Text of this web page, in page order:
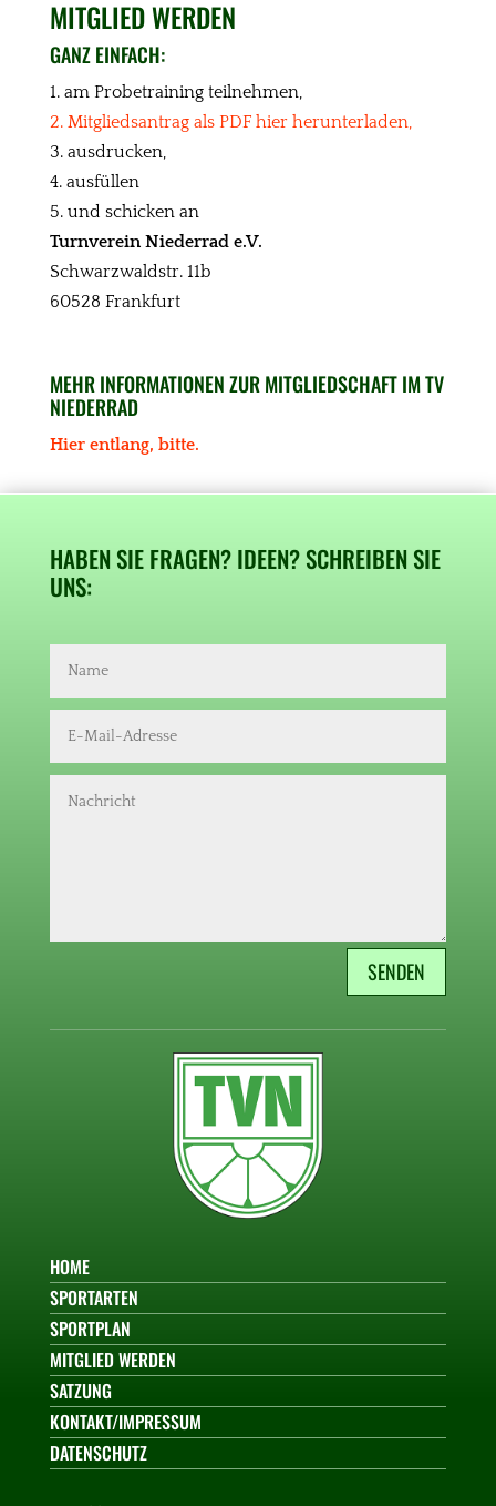
MITGLIED WERDEN
GANZ EINFACH:
1. am Probetraining teilnehmen,
2. Mitgliedsantrag als PDF hier herunterladen,
3. ausdrucken,
4. ausfüllen
5. und schicken an
Turnverein Niederrad e.V.
Schwarzwaldstr. 11b
60528 Frankfurt
MEHR INFORMATIONEN ZUR MITGLIEDSCHAFT IM TV
NIEDERRAD
Hier entlang, bitte.
HABEN SIE FRAGEN? IDEEN? SCHREIBEN SIE
UNS:
SENDEN
HOME
SPORTARTEN
SPORTPLAN
MITGLIED WERDEN
SATZUNG
KONTAKT/IMPRESSUM
DATENSCHUTZ